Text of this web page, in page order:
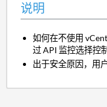
说明
如何在不使用
过 API 监控选择控
出于安全原因，用